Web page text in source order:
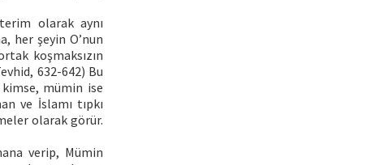
olarak aynı
her şeyin O’nun
koşmaksızın
632-642) Bu
mümin ise
ve İslamı tıpkı
olarak görür.
verip, Mümin